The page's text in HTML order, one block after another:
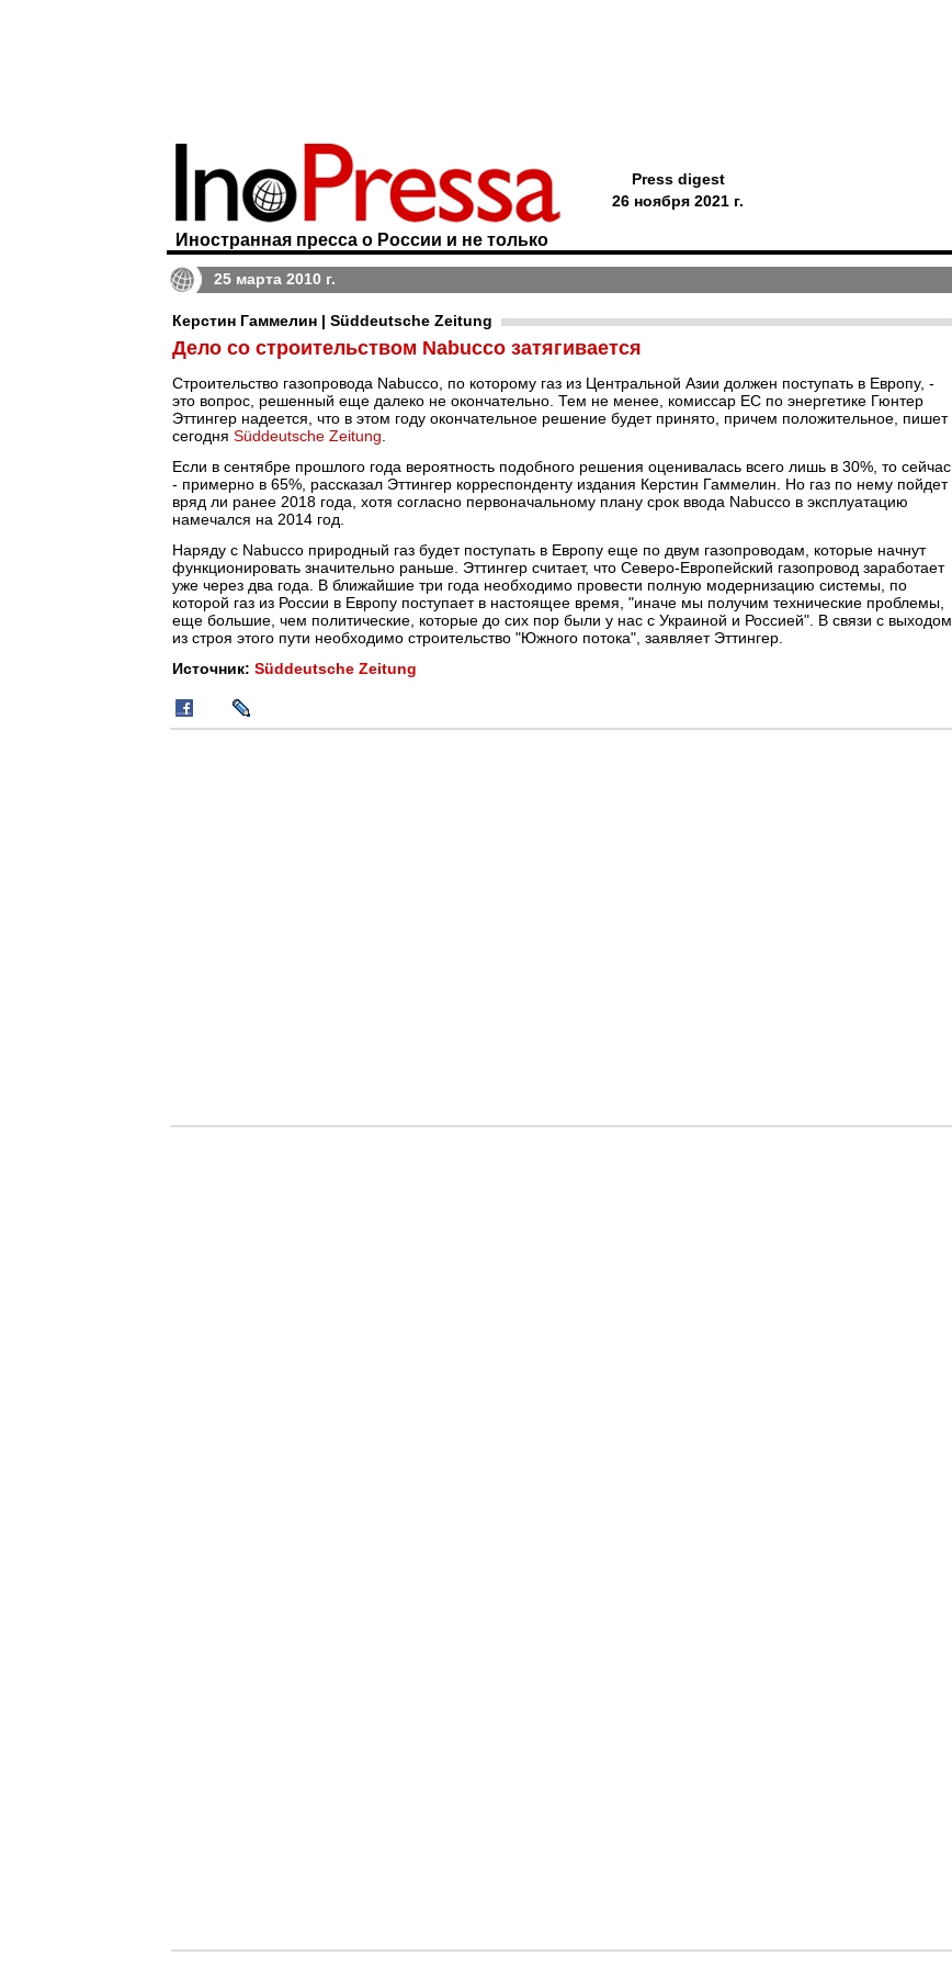
Иностранная пресса о России и не только
Press digest
26 ноября 2021 г.
25 марта 2010 г.
Керстин Гаммелин | Süddeutsche Zeitung
Дело со строительством Nabucco затягивается
Строительство газопровода Nabucco, по которому газ из Центральной Азии должен поступать в Европу, -
это вопрос, решенный еще далеко не окончательно. Тем не менее, комиссар ЕС по энергетике Гюнтер
Эттингер надеется, что в этом году окончательное решение будет принято, причем положительное, пишет
сегодня Süddeutsche Zeitung
Если в сентябре прошлого года вероятность подобного решения оценивалась всего лишь в 30%, то сейчас
- примерно в 65%, рассказал Эттингер корреспонденту издания Керстин Гаммелин. Но газ по нему пойдет
вряд ли ранее 2018 года, хотя согласно первоначальному плану срок ввода Nabucco в эксплуатацию
намечался на 2014 год.
Наряду с Nabucco природный газ будет поступать в Европу еще по двум газопроводам, которые начнут
функционировать значительно раньше. Эттингер считает, что Северо-Европейский газопровод заработает
уже через два года. В ближайшие три года необходимо провести полную модернизацию системы, по
которой газ из России в Европу поступает в настоящее время, "иначе мы получим технические проблемы,
еще большие, чем политические, которые до сих пор были у нас с Украиной и Россией". В связи с выходом
из строя этого пути необходимо строительство "Южного потока", заявляет Эттингер.
Источник: Süddeutsche Zeitung